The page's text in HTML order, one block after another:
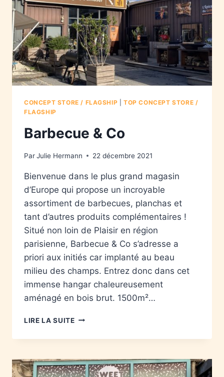
CONCEPT STORE / FLAGSHIP |TOP CONCEPT STORE /
FLAGSHIP
Barbecue & Co
ParJulie Hermann 22 décembre 2021
Bienvenue dans le plus grand magasin
d’Europe qui propose un incroyable
assortiment de barbecues, planchas et
tant d’autres produits complémentaires !
Situé non loin de Plaisir en région
parisienne, Barbecue & Co s’adresse a
priori aux initiés car implanté au beau
milieu des champs. Entrez donc dans cet
immense hangar chaleureusement
aménagé en bois brut. 1500m²…
LIRE LA SUITE